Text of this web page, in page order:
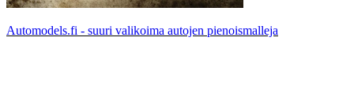
Automodels.fi - suuri valikoima autojen pienoismalleja